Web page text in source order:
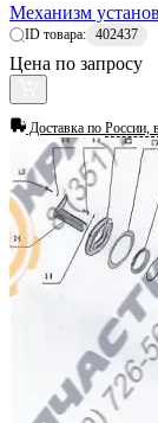
Механизм
ID товара: 402437
Цена по запросу
Доставка по России,